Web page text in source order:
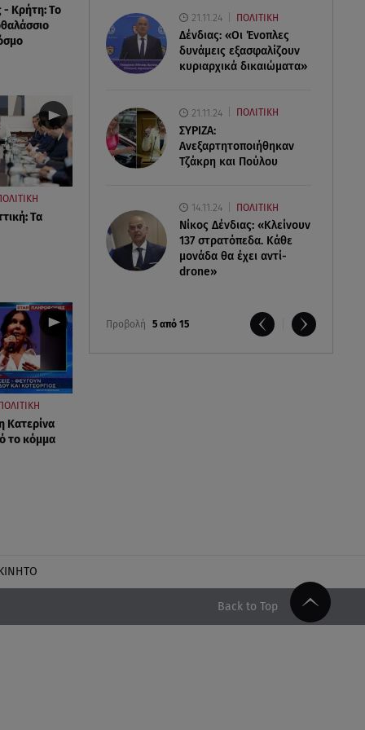
21.11.24 ΠΟΛΙΤΙΚΗ
Δένδιας: «Οι Ένοπλες
δυνάμεις εξασφαλίζουν
κυριαρχικά δικαιώματα»
21.11.24 ΠΟΛΙΤΙΚΗ
ΣΥΡΙΖΑ:
Ανεξαρτητοποιήθηκαν
Τζάκρη και Πούλου
14.11.24 ΠΟΛΙΤΙΚΗ
Νίκος Δένδιας: «Κλείνουν
137 στρατόπεδα. Kάθε
μονάδα θα έχει αντί-
drone»
Προβολή 5 από 15
- Κρήτη: Το
Τα
Κατερίνα
το κόμμα
Back to Top